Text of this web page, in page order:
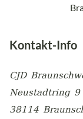
Kontakt-Info
CJD
Neustadtring 9
38114